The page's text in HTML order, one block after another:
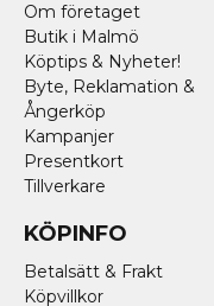
Om företaget
Butik i Malmö
Köptips & Nyheter!
Byte, Reklamation &
Ångerköp
Kampanjer
Presentkort
Tillverkare
KÖPINFO
Betalsätt & Frakt
Köpvillkor